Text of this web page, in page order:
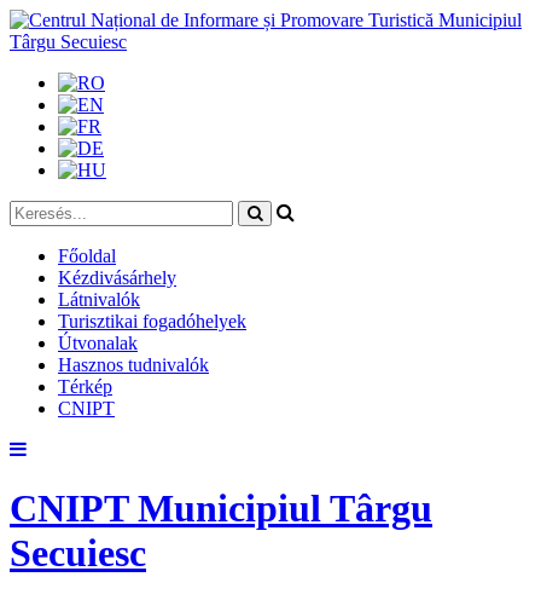
Főoldal
Kézdivásárhely
Látnivalók
Turisztikai fogadóhelyek
Útvonalak
Hasznos tudnivalók
Térkép
CNIPT
Skip
content
CNIPT Municipiul Târgu
Secuiesc